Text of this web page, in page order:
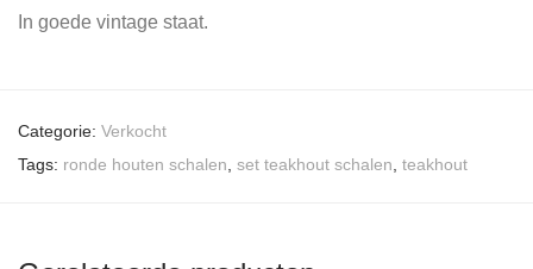
In goede vintage staat.
Categorie: Verkocht
Tags: ronde houten schalen set teakhout schalen teakhout